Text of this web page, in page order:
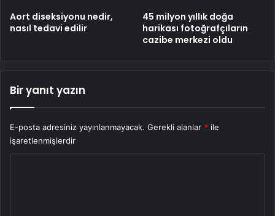
Aort diseksiyonu nedir,
nasıl tedavi edilir
45 milyon yıllık doğa
harikası fotoğrafçıların
cazibe merkezi oldu
Bir yanıt yazın
E-posta adresiniz yayınlanmayacak. Gerekli alanlar * ile
işaretlenmişlerdir